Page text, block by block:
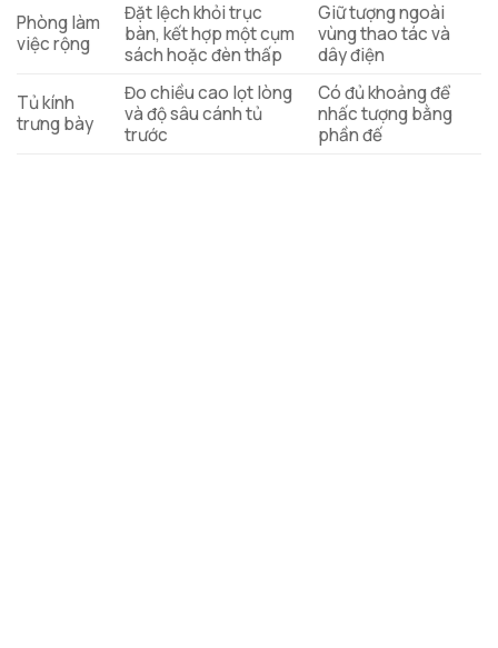
Phòng làm
việc rộng
Đặt lệch khỏi trục
bàn, kết hợp một cụm
sách hoặc đèn thấp
Giữ tượng ngoài
vùng thao tác và
dây điện
Tủ kính
trưng bày
Đo chiều cao lọt lòng
và độ sâu cánh tủ
trước
Có đủ khoảng để
nhấc tượng bằng
phần đế